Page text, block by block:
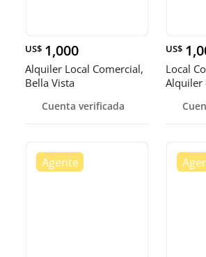
US$ 1,000
Alquiler Local Comercial,
Bella Vista
Cuenta verificada
US$
Local
Alquiler